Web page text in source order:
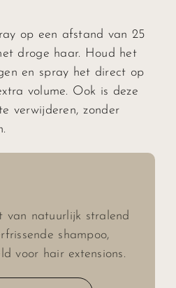
op een afstand van 25
droge haar. Houd het
en spray het direct op
volume. Ook is deze
verwijderen, zonder
van natuurlijk stralend
shampoo,
voor hair extensions.